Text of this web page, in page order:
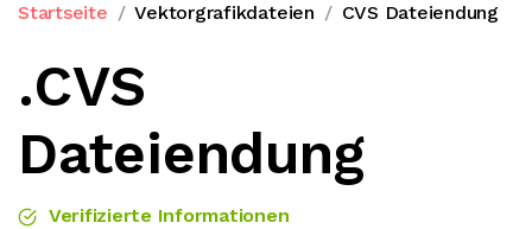
Startseite Vektorgrafikdateien CVS Dateiendung
.CVS
Dateiendung
Verifizierte Informationen